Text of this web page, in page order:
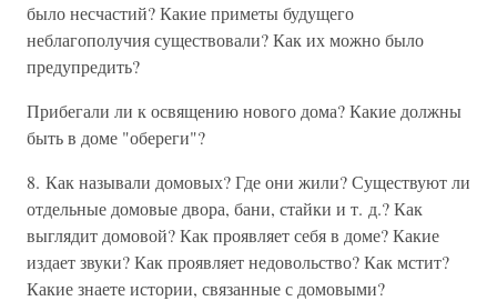
было несчастий? Какие приметы будущего
неблагополучия существовали? Как их можно было
предупредить?
Прибегали ли к освящению нового дома? Какие должны
быть в доме "обереги"?
8. Как называли домовых? Где они жили? Существуют ли
отдельные домовые двора, бани, стайки и т. д.? Как
выглядит домовой? Как проявляет себя в доме? Какие
издает звуки? Как проявляет недовольство? Как мстит?
Какие знаете истории, связанные с домовыми?